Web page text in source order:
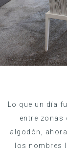
Lo que un día
entre zonas
algodón,
los nombres